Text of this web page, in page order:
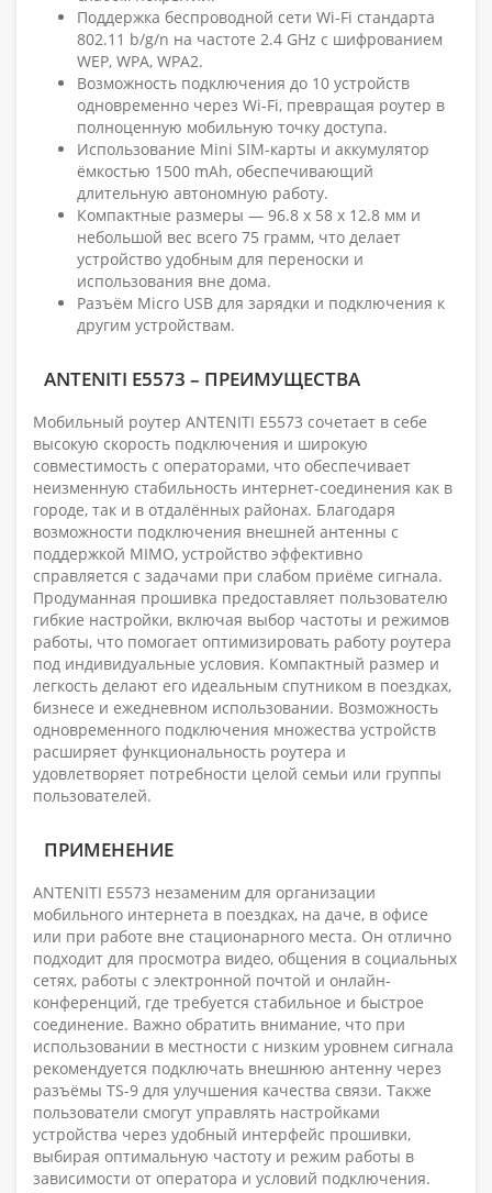
Поддержка беспроводной сети Wi-Fi стандарта
802.11 b/g/n на частоте 2.4 GHz с шифрованием
WEP, WPA, WPA2.
Возможность подключения до 10 устройств
одновременно через Wi-Fi, превращая роутер в
полноценную мобильную точку доступа.
Использование Mini SIM-карты и аккумулятор
ёмкостью 1500 mAh, обеспечивающий
длительную автономную работу.
Компактные размеры — 96.8 x 58 x 12.8 мм и
небольшой вес всего 75 грамм, что делает
устройство удобным для переноски и
использования вне дома.
Разъём Micro USB для зарядки и подключения к
другим устройствам.
ANTENITI E5573 – ПРЕИМУЩЕСТВА
Мобильный роутер ANTENITI E5573 сочетает в себе
высокую скорость подключения и широкую
совместимость с операторами, что обеспечивает
неизменную стабильность интернет-соединения как в
городе, так и в отдалённых районах. Благодаря
возможности подключения внешней антенны с
поддержкой MIMO, устройство эффективно
справляется с задачами при слабом приёме сигнала.
Продуманная прошивка предоставляет пользователю
гибкие настройки, включая выбор частоты и режимов
работы, что помогает оптимизировать работу роутера
под индивидуальные условия. Компактный размер и
легкость делают его идеальным спутником в поездках,
бизнесе и ежедневном использовании. Возможность
одновременного подключения множества устройств
расширяет функциональность роутера и
удовлетворяет потребности целой семьи или группы
пользователей.
ПРИМЕНЕНИЕ
ANTENITI E5573 незаменим для организации
мобильного интернета в поездках, на даче, в офисе
или при работе вне стационарного места. Он отлично
подходит для просмотра видео, общения в социальных
сетях, работы с электронной почтой и онлайн-
конференций, где требуется стабильное и быстрое
соединение. Важно обратить внимание, что при
использовании в местности с низким уровнем сигнала
рекомендуется подключать внешнюю антенну через
разъёмы TS-9 для улучшения качества связи. Также
пользователи смогут управлять настройками
устройства через удобный интерфейс прошивки,
выбирая оптимальную частоту и режим работы в
зависимости от оператора и условий подключения.